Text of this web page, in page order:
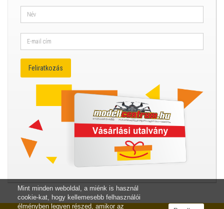
Mint minden weboldal, a miénk is használ
cookie-kat, hogy kellemesebb felhasználói
élményben legyen részed, amikor az